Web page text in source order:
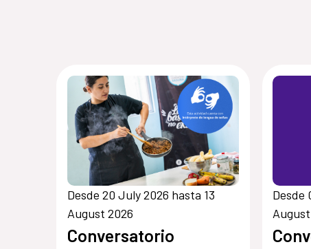
Desde 20 July 2026 hasta 13
August 2026
Conversatorio
Desde